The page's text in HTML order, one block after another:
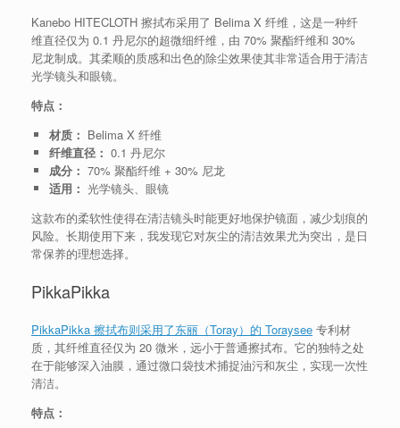
Kanebo HITECLOTH 擦拭布采用了 Belima X 纤维，这是一种纤
维直径仅为 0.1 丹尼尔的超微细纤维，由 70% 聚酯纤维和 30%
尼龙制成。其柔顺的质感和出色的除尘效果使其非常适合用于清洁
光学镜头和眼镜。
特点：
材质： Belima X 纤维
纤维直径： 0.1 丹尼尔
成分： 70% 聚酯纤维 + 30% 尼龙
适用： 光学镜头、眼镜
这款布的柔软性使得在清洁镜头时能更好地保护镜面，减少划痕的
风险。长期使用下来，我发现它对灰尘的清洁效果尤为突出，是日
常保养的理想选择。
PikkaPikka
PikkaPikka 擦拭布则采用了东丽（Toray）的 Toraysee 专利材
质，其纤维直径仅为 20 微米，远小于普通擦拭布。它的独特之处
在于能够深入油膜，通过微口袋技术捕捉油污和灰尘，实现一次性
清洁。
特点：